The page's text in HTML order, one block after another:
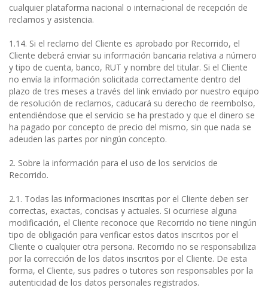
cualquier plataforma nacional o internacional de recepción de
reclamos y asistencia.
1.14. Si el reclamo del Cliente es aprobado por Recorrido, el
Cliente deberá enviar su información bancaria relativa a número
y tipo de cuenta, banco, RUT y nombre del titular. Si el Cliente
no envía la información solicitada correctamente dentro del
plazo de tres meses a través del link enviado por nuestro equipo
de resolución de reclamos, caducará su derecho de reembolso,
entendiéndose que el servicio se ha prestado y que el dinero se
ha pagado por concepto de precio del mismo, sin que nada se
adeuden las partes por ningún concepto.
2. Sobre la información para el uso de los servicios de
Recorrido.
2.1. Todas las informaciones inscritas por el Cliente deben ser
correctas, exactas, concisas y actuales. Si ocurriese alguna
modificación, el Cliente reconoce que Recorrido no tiene ningún
tipo de obligación para verificar estos datos inscritos por el
Cliente o cualquier otra persona. Recorrido no se responsabiliza
por la corrección de los datos inscritos por el Cliente. De esta
forma, el Cliente, sus padres o tutores son responsables por la
autenticidad de los datos personales registrados.